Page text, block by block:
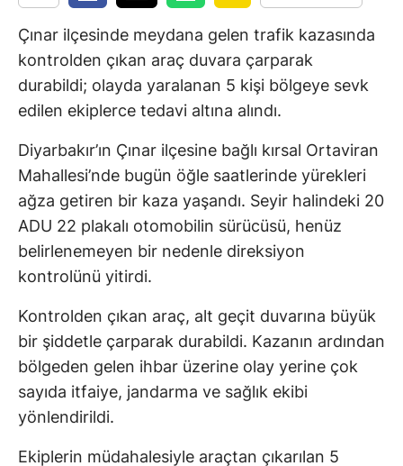
Çınar ilçesinde meydana gelen trafik kazasında
kontrolden çıkan araç duvara çarparak
durabildi; olayda yaralanan 5 kişi bölgeye sevk
edilen ekiplerce tedavi altına alındı.
Diyarbakır’ın Çınar ilçesine bağlı kırsal Ortaviran
Mahallesi’nde bugün öğle saatlerinde yürekleri
ağza getiren bir kaza yaşandı. Seyir halindeki 20
ADU 22 plakalı otomobilin sürücüsü, henüz
belirlenemeyen bir nedenle direksiyon
kontrolünü yitirdi.
Kontrolden çıkan araç, alt geçit duvarına büyük
bir şiddetle çarparak durabildi. Kazanın ardından
bölgeden gelen ihbar üzerine olay yerine çok
sayıda itfaiye, jandarma ve sağlık ekibi
yönlendirildi.
Ekiplerin müdahalesiyle araçtan çıkarılan 5